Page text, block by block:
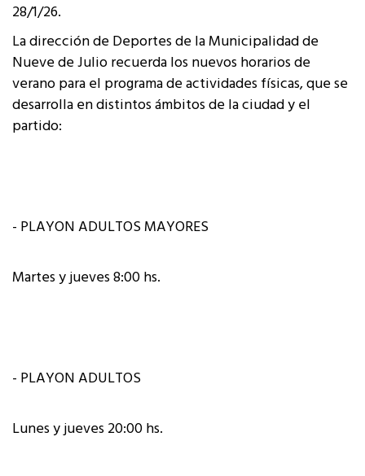
28/1/26.
La dirección de Deportes de la Municipalidad de
Nueve de Julio recuerda los nuevos horarios de
verano para el programa de actividades físicas, que se
desarrolla en distintos ámbitos de la ciudad y el
partido:
- PLAYON ADULTOS MAYORES
Martes y jueves 8:00 hs.
- PLAYON ADULTOS
Lunes y jueves 20:00 hs.